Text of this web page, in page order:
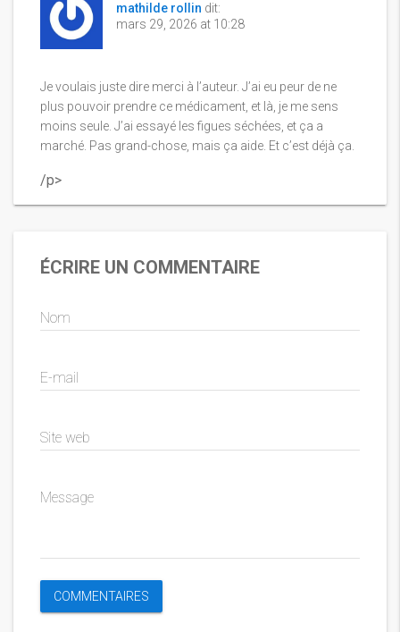
mathilde rollin dit:
mars 29, 2026 at 10:28
Je voulais juste dire merci à l’auteur. J’ai eu peur de ne
plus pouvoir prendre ce médicament, et là, je me sens
moins seule. J’ai essayé les figues séchées, et ça a
marché. Pas grand-chose, mais ça aide. Et c’est déjà ça.
/p>
ÉCRIRE UN COMMENTAIRE
Nom
E-mail
Site web
Message